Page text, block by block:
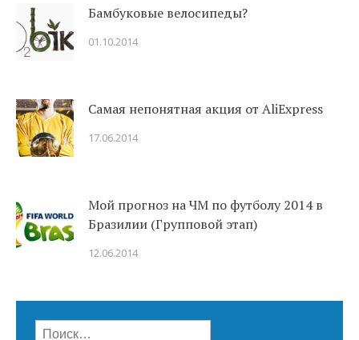
Бамбуковые велосипеды?
01.10.2014
Самая непонятная акция от AliExpress
17.06.2014
Мой прогноз на ЧМ по футболу 2014 в
Бразилии (Групповой этап)
12.06.2014
Найти: